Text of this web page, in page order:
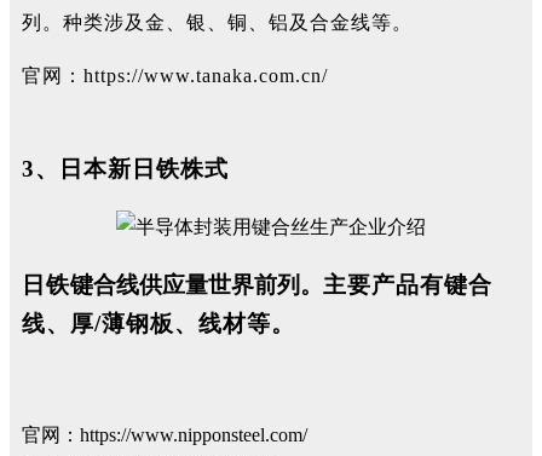
列。种类涉及金、银、铜、铝及合金线等。
官网： https://www.tanaka.com.cn/
3、日本新日铁株式
日铁键合线供应量世界前列。 主要产品有键合
线、厚/薄钢板、线材等。
官网：https://www.nipponsteel.com/